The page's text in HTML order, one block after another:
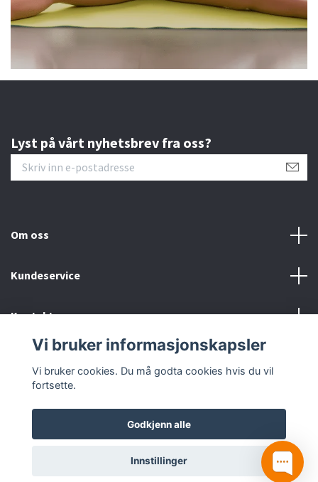
Lyst på vårt nyhetsbrev fra oss?
Om oss
Kundeservice
Kontakt oss
© 2026 Inlove.no
Vi bruker informasjonskapsler
Vi bruker cookies. Du må godta cookies hvis du vil
fortsette.
Godkjenn alle
Innstillinger